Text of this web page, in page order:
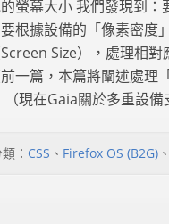
螢幕大小 我們發現到
根據設備的「像素密度
Size），處理相
一篇，本篇將闡述處理
（現在Gaia關於多重設備
： CSS 、 Firefox OS (B2G) 、